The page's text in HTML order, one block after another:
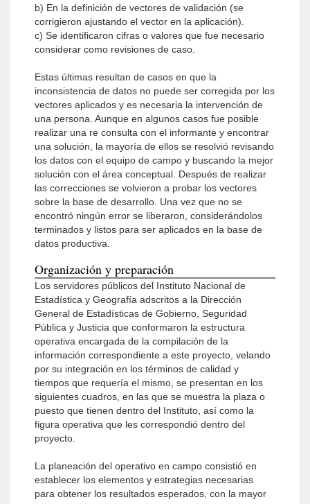
b) En la definición de vectores de validación (se
corrigieron ajustando el vector en la aplicación).
c) Se identificaron cifras o valores que fue necesario
considerar como revisiones de caso.
Estas últimas resultan de casos en que la
inconsistencia de datos no puede ser corregida por los
vectores aplicados y es necesaria la intervención de
una persona. Aunque en algunos casos fue posible
realizar una re consulta con el informante y encontrar
una solución, la mayoría de ellos se resolvió revisando
los datos con el equipo de campo y buscando la mejor
solución con el área conceptual. Después de realizar
las correcciones se volvieron a probar los vectores
sobre la base de desarrollo. Una vez que no se
encontró ningún error se liberaron, considerándolos
terminados y listos para ser aplicados en la base de
datos productiva.
Organización y preparación
Los servidores públicos del Instituto Nacional de
Estadística y Geografía adscritos a la Dirección
General de Estadísticas de Gobierno, Seguridad
Pública y Justicia que conformaron la estructura
operativa encargada de la compilación de la
información correspondiente a este proyecto, velando
por su integración en los términos de calidad y
tiempos que requería el mismo, se presentan en los
siguientes cuadros, en las que se muestra la plaza o
puesto que tienen dentro del Instituto, así como la
figura operativa que les correspondió dentro del
proyecto.
La planeación del operativo en campo consistió en
establecer los elementos y estrategias necesarias
para obtener los resultados esperados, con la mayor